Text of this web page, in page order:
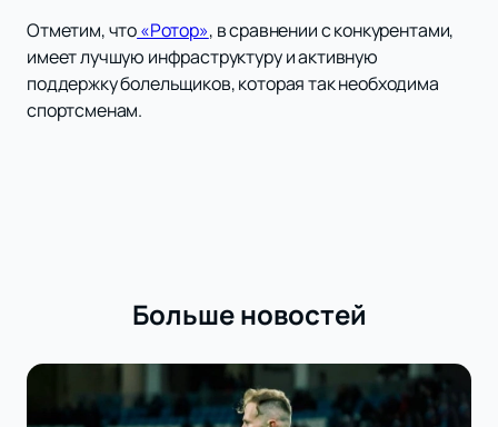
Отметим, что«Ротор», в сравнении с конкурентами,
имеет лучшую инфраструктуру и активную
поддержку болельщиков, которая так необходима
спортсменам.
Больше новостей